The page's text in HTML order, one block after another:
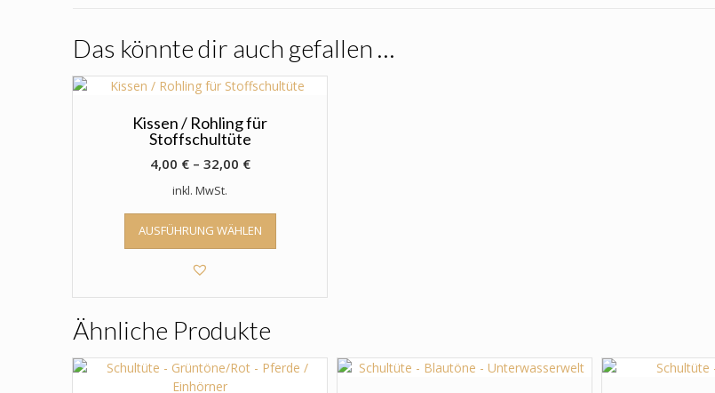
Das könnte dir auch gefallen …
Kissen / Rohling für
Stoffschultüte
4,00 €– 32,00 €
inkl. MwSt.
AUSFÜHRUNG WÄHLEN
Dieses
weist
können
Ähnliche Produkte